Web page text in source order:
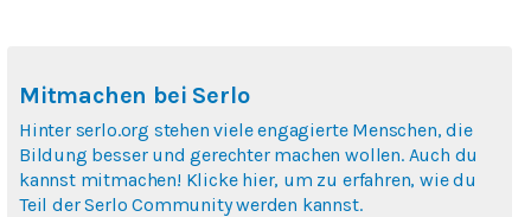
Mitmachen bei Serlo
Hinter serlo.org stehen viele engagierte Menschen, die
Bildung besser und gerechter machen wollen. Auch du
kannst mitmachen! Klicke hier, um zu erfahren, wie du
Teil der Serlo Community werden kannst.